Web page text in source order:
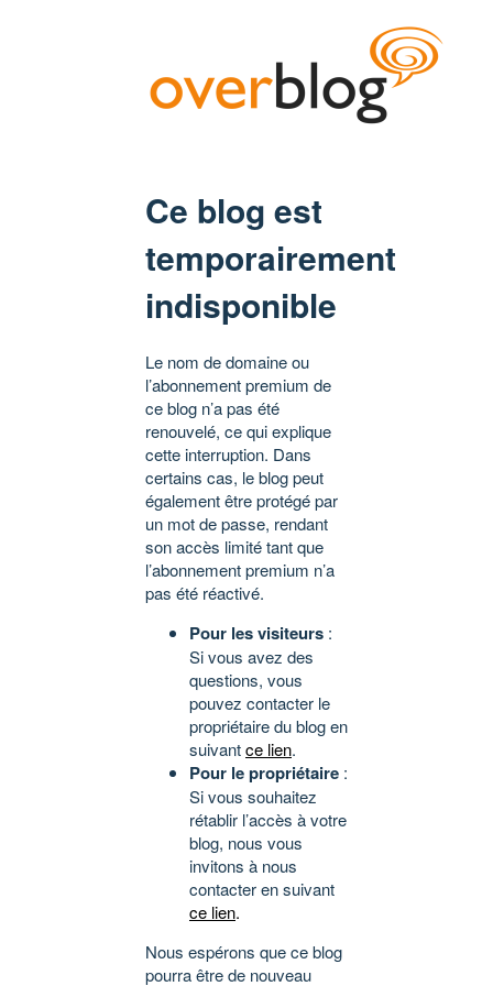
Ce blog est
temporairement
indisponible
Le nom de domaine ou
l’abonnement premium de
ce blog n’a pas été
renouvelé, ce qui explique
cette interruption. Dans
certains cas, le blog peut
également être protégé par
un mot de passe, rendant
son accès limité tant que
l’abonnement premium n’a
pas été réactivé.
Pour les visiteurs :
Si vous avez des
questions, vous
pouvez contacter le
propriétaire du blog en
suivantce lien.
Pour le propriétaire :
Si vous souhaitez
rétablir l’accès à votre
blog, nous vous
invitons à nous
contacter en suivant
ce lien.
Nous espérons que ce blog
pourra être de nouveau